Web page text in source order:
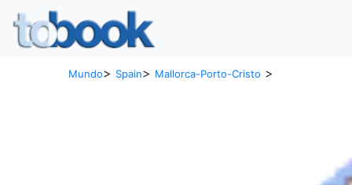
Mundo> Spain> Mallorca-Porto-Cristo >